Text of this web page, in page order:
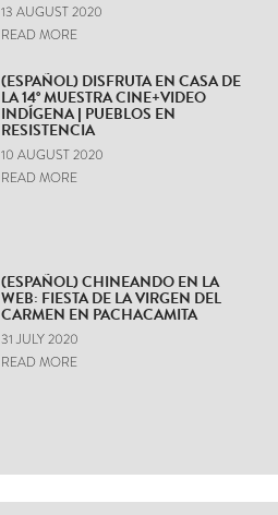
13 AUGUST 2020
READ MORE
(ESPAÑOL) DISFRUTA EN CASA DE
LA 14° MUESTRA CINE+VIDEO
INDÍGENA | PUEBLOS EN
RESISTENCIA
10 AUGUST 2020
READ MORE
(ESPAÑOL) CHINEANDO EN LA
WEB: FIESTA DE LA VIRGEN DEL
CARMEN EN PACHACAMITA
31 JULY 2020
READ MORE